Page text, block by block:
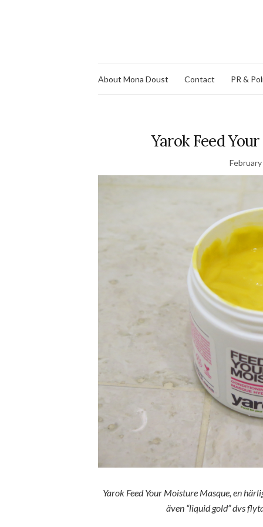
About Mona Doust Contact PR &
Yarok Feed
Yarok Feed Your Moisture Masque, en
även “liquid gold” dvs